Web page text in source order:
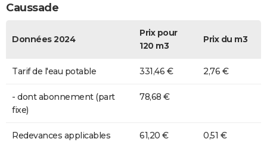
Caussade
Données 2024
Prix pour
120 m3
Prix du m3
Tarif de l'eau potable 331,46 € 2,76 €
- dont abonnement (part
fixe)
78,68 €
Redevances applicables
61,20 € 0,51 €